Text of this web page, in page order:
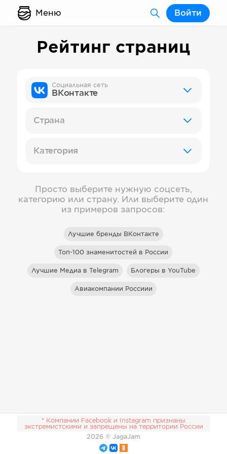
Меню Войти
Рейтинг страниц
Социальная сеть
ВКонтакте
Страна
Категория
Просто выберите нужную соцсеть,
категорию или страну. Или выберите один
из примеров запросов:
Лучшие бренды ВКонтакте
Топ-100 знаменитостей в России
Лучшие Медиа в Telegram Блогеры в YouTube
Авиакомпании Россиии
* Компании Facebook и Instagram признаны
экстремистскими и запрещены на территории России
2026 © JagaJam